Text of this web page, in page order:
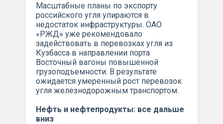
Масштабные планы по экспорту
российского угля упираются в
недостаток инфраструктуры. ОАО
«РЖД» уже рекомендовало
задействовать в перевозках угля из
Кузбасса в направлении порта
Восточный вагоны повышенной
грузоподъемности. В результате
ожидается умеренный рост перевозок
угля железнодорожным транспортом.
Нефть и нефтепродукты: все дальше
вниз